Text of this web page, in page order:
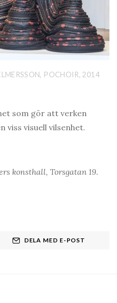
POCHOIR, 2014
som gör att verken
visuell vilsenhet.
konsthall, Torsgatan 19.
DELA MED E-POST